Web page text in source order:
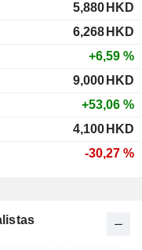
5,880 HKD
6,268 HKD
+6,59 %
9,000 HKD
+53,06 %
4,100 HKD
-30,27 %